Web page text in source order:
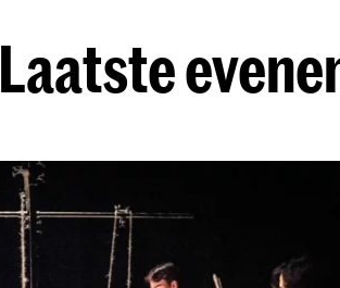
Laatste